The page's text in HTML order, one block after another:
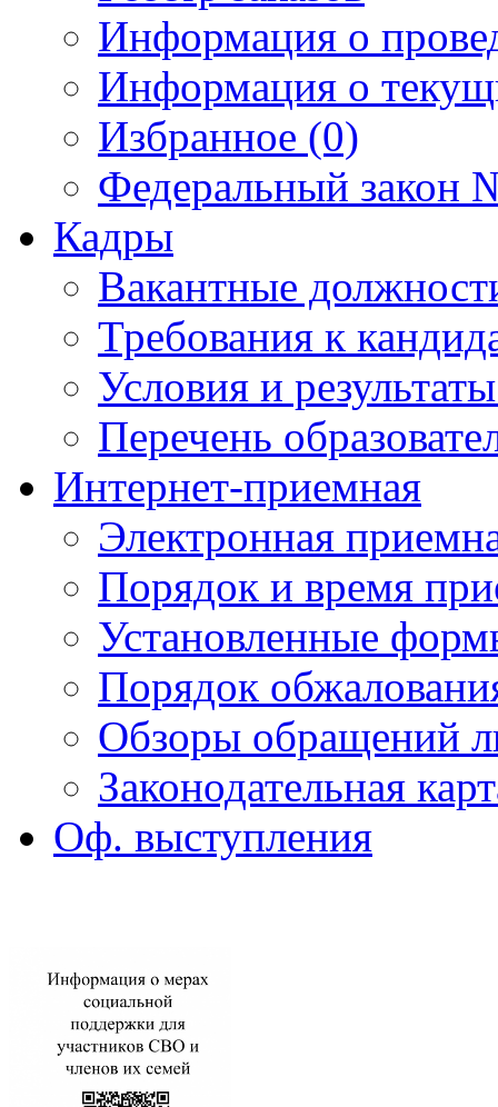
Информация о
Информация о
Избранное (0)
Федеральный закон
Кадры
Вакантные
Требования к
Условия и
Перечень
Интернет-приемная
Электронная
Порядок и время
Установленные
Порядок
Обзоры обращений
Законодательная
Оф. выступления